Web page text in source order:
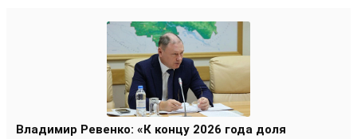
Владимир Ревенко: «К концу 2026 года доля